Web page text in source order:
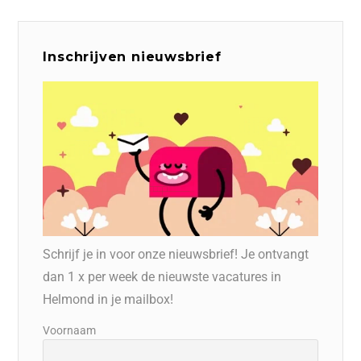
Inschrijven nieuwsbrief
Schrijf je in voor onze nieuwsbrief! Je ontvangt
dan 1 x per week de nieuwste vacatures in
Helmond in je mailbox!
Voornaam